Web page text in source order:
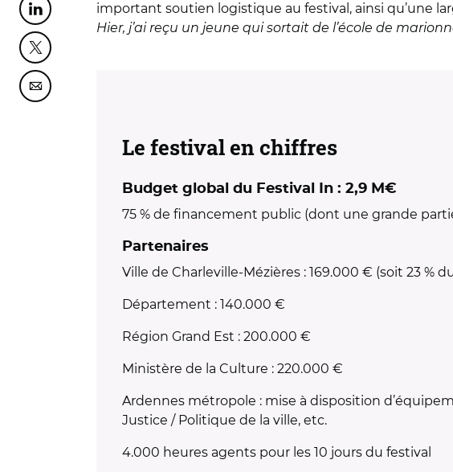
Partager cette page sur Linkedin
Partager cette page sur Twitter
Partager cette page sur Courriel
important soutien logistique au festival, ainsi qu’une
Hier, j’ai reçu un jeune qui sortait de l’école de
Le festival en chiffres
Budget global du Festival In : 2,9 M€
75 % de financement public (dont une grande
Partenaires
Ville de Charleville-Mézières : 169.000 € (soit 23 %
Département : 140.000 €
Région Grand Est : 200.000 €
Ministère de la Culture : 220.000 €
Ardennes métropole : mise à disposition
Justice / Politique de la ville, etc.
4.000 heures agents pour les 10 jours du festival